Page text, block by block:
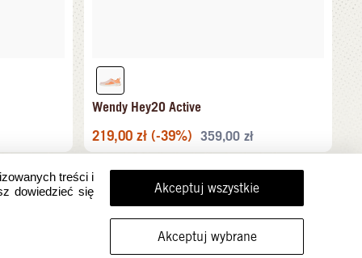
Wendy Hey2O Active
219,00 zł (-39%) 359,00 zł
treści i
dowiedzieć się
Akceptuj wszystkie
Akceptuj wybrane